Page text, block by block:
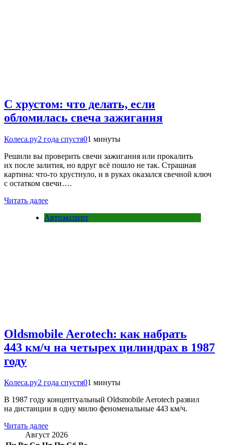
С хрустом: что делать, если
обломилась свеча зажигания
Колеса.ру2 года спустя01 минуты
Решили вы проверить свечи зажигания или прокалить
их после залития, но вдруг всё пошло не так. Страшная
картина: что-то хрустнуло, и в руках оказался свечной ключ
с остатком свечи….
Читать далее
Автоэксперт
Oldsmobile Aerotech: как набрать
443 км/ч на четырех цилиндрах в 1987
году
Колеса.ру2 года спустя01 минуты
В 1987 году концептуальный Oldsmobile Aerotech развил
на дистанции в одну милю феноменальные 443 км/ч.
Читать далее
Август 2026